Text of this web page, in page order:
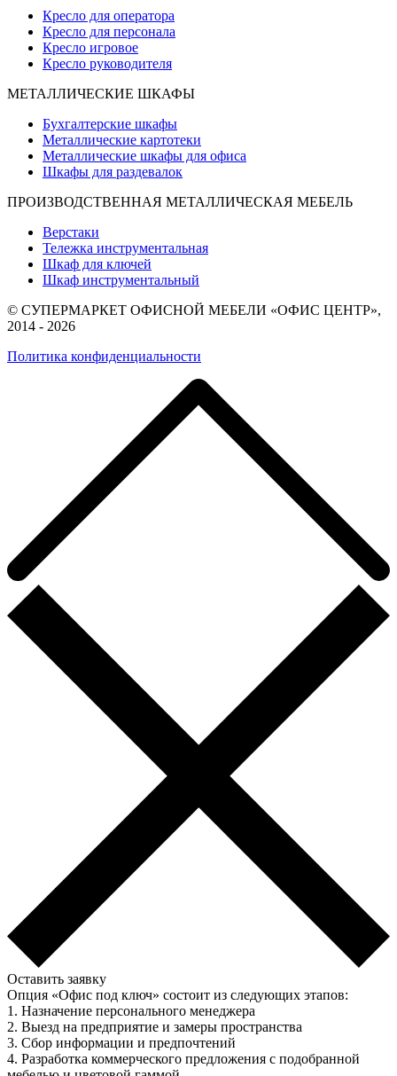
Кресло для оператора
Кресло для персонала
Кресло игровое
Кресло руководителя
МЕТАЛЛИЧЕСКИЕ ШКАФЫ
Бухгалтерские шкафы
Металлические картотеки
Металлические шкафы для офиса
Шкафы для раздевалок
ПРОИЗВОДСТВЕННАЯ МЕТАЛЛИЧЕСКАЯ МЕБЕЛЬ
Верстаки
Тележка инструментальная
Шкаф для ключей
Шкаф инструментальный
© СУПЕРМАРКЕТ ОФИСНОЙ МЕБЕЛИ «ОФИС ЦЕНТР»,
2014 - 2026
Политика конфиденциальности
Оставить заявку
Опция «Офис под ключ» состоит из следующих этапов:
1. Назначение персонального менеджера
2. Выезд на предприятие и замеры пространства
3. Сбор информации и предпочтений
4. Разработка коммерческого предложения с подобранной